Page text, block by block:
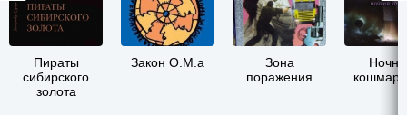
Пираты
сибирского
золота
Закон О.М.а
Зона
поражения
кошмар